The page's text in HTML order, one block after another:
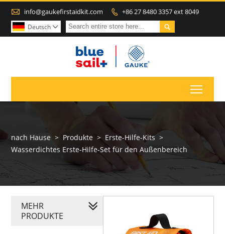
 info@gaukefirstaidkit.com  +86 27 8480 3357 ext 8049

Deutsch 
nach Hause > Produkte > Erste-Hilfe-Kits >
Wasserdichtes Erste-Hilfe-Set für den Außenbereich
MEHR
PRODUKTE